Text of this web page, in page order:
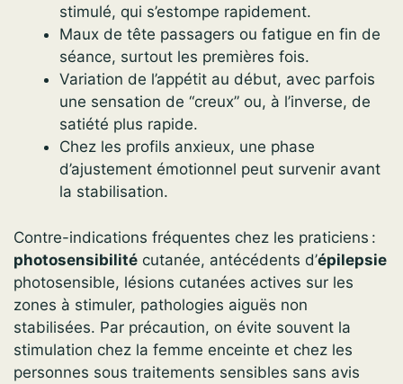
stimulé, qui s’estompe rapidement.
Maux de tête passagers ou fatigue en fin de
séance, surtout les premières fois.
Variation de l’appétit au début, avec parfois
une sensation de “creux” ou, à l’inverse, de
satiété plus rapide.
Chez les profils anxieux, une phase
d’ajustement émotionnel peut survenir avant
la stabilisation.
Contre-indications fréquentes chez les praticiens :
photosensibilité cutanée, antécédents d’épilepsie
photosensible, lésions cutanées actives sur les
zones à stimuler, pathologies aiguës non
stabilisées. Par précaution, on évite souvent la
stimulation chez la femme enceinte et chez les
personnes sous traitements sensibles sans avis